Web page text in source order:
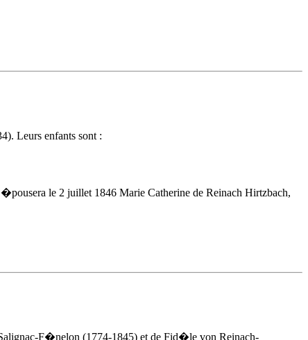
Leurs enfants sont :
le 2 juillet 1846 Marie Catherine de Reinach Hirtzbach,
F�nelon (1774-1845) et de Fid�le von Reinach-